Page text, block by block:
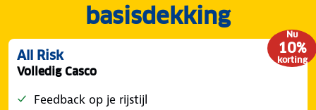
basisdekking
Nu
10%
korting
All Risk
Volledig Casco
Feedback op je rijstijl